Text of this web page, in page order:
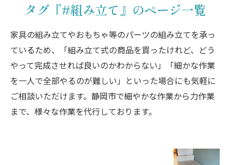
タグ『#組み立て』のページ一覧
家具の組み立てやおもちゃ等のパーツの組み立てを承っ
ているため、「組み立て式の商品を買ったけれど、どう
やって完成させれば良いのかわからない」「細かな作業
を一人で全部やるのが難しい」といった場合にも気軽に
ご相談いただけます。静岡市で細やかな作業から力作業
まで、様々な作業を代行しております。